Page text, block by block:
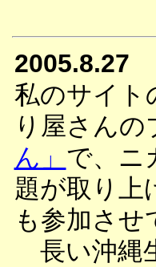
2005.8.27
私のサイト
り屋さんの
ん」 で、ニ
題が取り上
も参加させ
長い沖縄